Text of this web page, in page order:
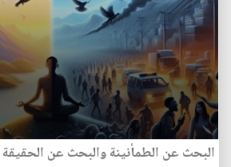
البحث عن الطمأنينة والبحث عن الحقيقة